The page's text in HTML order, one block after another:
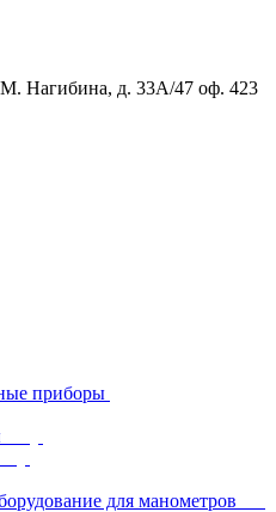
М. Нагибина, д. 33А/47 оф. 423
приборы
для манометров